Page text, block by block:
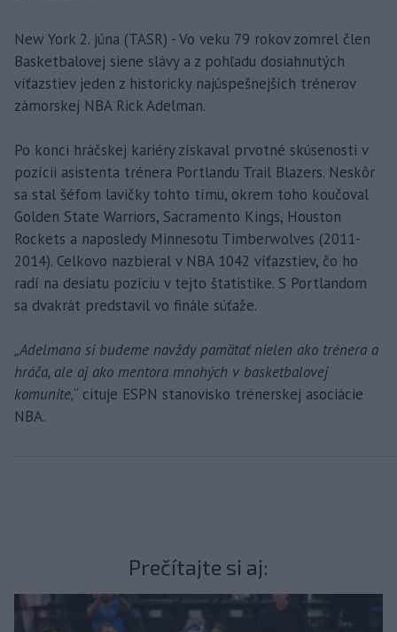
New York 2. júna (TASR) - Vo veku 79 rokov zomrel člen
Basketbalovej siene slávy a z pohľadu dosiahnutých
víťazstiev jeden z historicky najúspešnejších trénerov
zámorskej NBA Rick Adelman.
Po konci hráčskej kariéry získaval prvotné skúsenosti v
pozícii asistenta trénera Portlandu Trail Blazers. Neskôr
sa stal šéfom lavičky tohto tímu, okrem toho koučoval
Golden State Warriors, Sacramento Kings, Houston
Rockets a naposledy Minnesotu Timberwolves (2011-
2014). Celkovo nazbieral v NBA 1042 víťazstiev, čo ho
radí na desiatu pozíciu v tejto štatistike. S Portlandom
sa dvakrát predstavil vo finále súťaže.
„Adelmana si budeme navždy pamätať nielen ako trénera a
hráča, ale aj ako mentora mnohých v basketbalovej
komunite,“ cituje ESPN stanovisko trénerskej asociácie
NBA.
Prečítajte si aj: